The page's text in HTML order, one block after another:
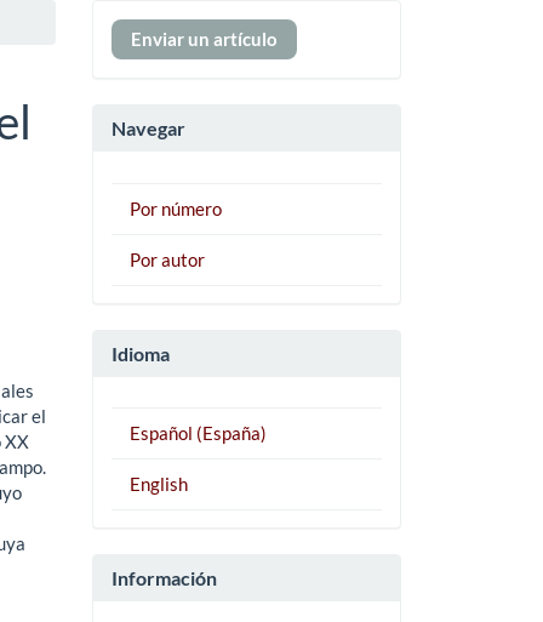
el
XX
Enviar
un
Enviar un artículo
Navegar
Por número
Por autor
Idioma
Español (España)
English
Información